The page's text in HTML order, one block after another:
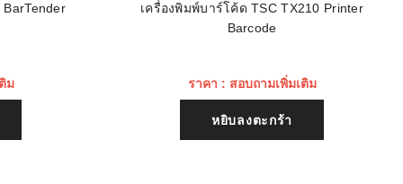
ม
เครื่องพิมพ์บาร์โค้ด TSC TX210 Printer
Barcode
ราคา : สอบถามเพิ่มเติม
หยิบลงตะกร้า